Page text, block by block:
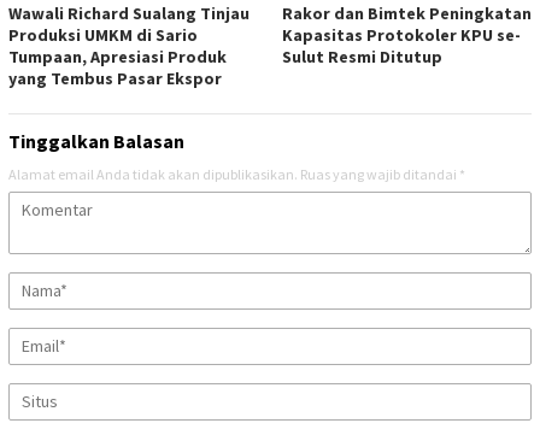
Wawali Richard Sualang Tinjau
Produksi UMKM di Sario
Tumpaan, Apresiasi Produk
yang Tembus Pasar Ekspor
Rakor dan Bimtek Peningkatan
Kapasitas Protokoler KPU se-
Sulut Resmi Ditutup
Tinggalkan Balasan
Alamat email Anda tidak akan dipublikasikan. Ruas yang wajib ditandai *